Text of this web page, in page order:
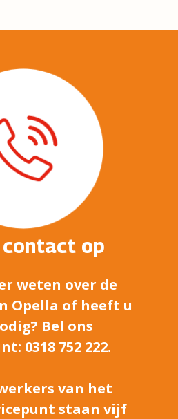
contact op
weten over de
Opella of heeft u
Bel ons
0318 752 222.
van het
staan vijf